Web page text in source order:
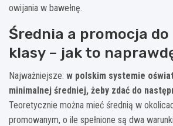
owijania w bawełnę.
Średnia a promocja
klasy – jak to
Najważniejsze: w polskim systemie
minimalnej średniej, żeby zdać do
Teoretycznie można mieć średnią w
promowanym, o ile spełnione są dwa